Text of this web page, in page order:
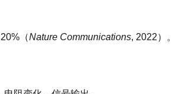
（Nature Communications, 2022）